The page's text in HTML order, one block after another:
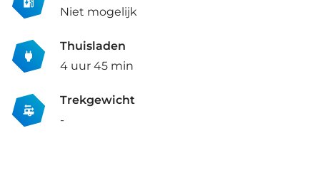
Niet mogelijk
Thuisladen
4 uur 45 min
Trekgewicht
-